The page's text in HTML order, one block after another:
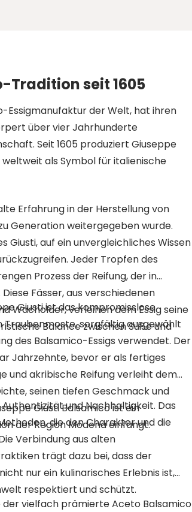
seit 1605
Essigmanufaktur der Welt, hat ihren
über vier Jahrhunderte
Seit 1605 produziert Giuseppe
als Symbol für italienische
Erfahrung in der Herstellung von
Generation weitergegeben wurde.
Giusti, auf ein unvergleichliches Wissen
Jeder Tropfen des
Prozess der Reifung, der in
Fässer, aus verschiedenen
Wacholder, verleihen dem Essig seine
Balance zwischen Süße und
Giusti ist das kompromisslose
sorgfältig ausgewählt
des Balsamico-Essigs verwendet. Der
Jahrzehnte, bevor er als fertiges
und akribische Reifung verleiht dem
seinen tiefen Geschmack und
Giusti Balsamico ist ein
der Region Modena einfängt.
und Nachhaltigkeit. Das
die den Charakter und die
Verbindung aus alten
trägt dazu bei, dass der
nur ein kulinarisches Erlebnis ist,
respektiert und schützt.
der vielfach prämierte Aceto Balsamico